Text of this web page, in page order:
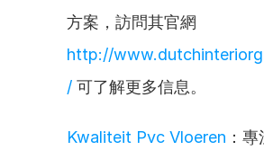
http://
/ 可了解更多信息。
Kwaliteit Pvc Vloeren ：